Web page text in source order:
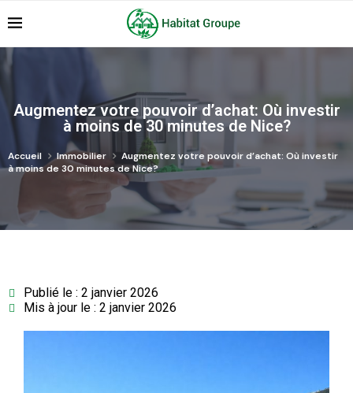
Augmentez votre pouvoir d’achat: Où investir
à moins de 30 minutes de Nice?
Accueil Immobilier
Augmentez votre pouvoir d’achat: Où investir
à moins de 30 minutes de Nice?
Publié le : 2 janvier 2026
Mis à jour le : 2 janvier 2026